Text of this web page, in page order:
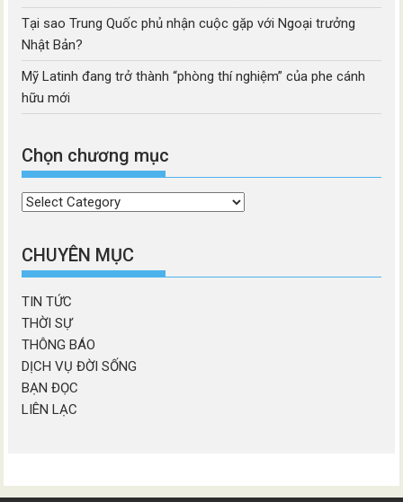
Tại sao Trung Quốc phủ nhận cuộc gặp với Ngoại trưởng
Nhật Bản?
Mỹ Latinh đang trở thành “phòng thí nghiệm” của phe cánh
hữu mới
Chọn chương mục
Chọn
mục
CHUYÊN MỤC
TIN TỨC
THỜI SỰ
THÔNG BÁO
DỊCH VỤ ĐỜI SỐNG
BẠN ĐỌC
LIÊN LẠC